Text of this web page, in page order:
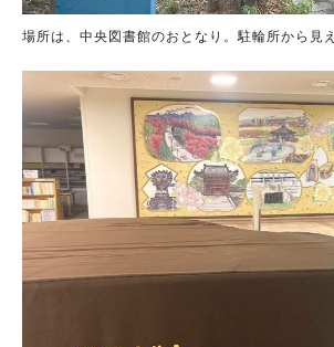
場所は、中央図書館のおとなり。駐輪所から見